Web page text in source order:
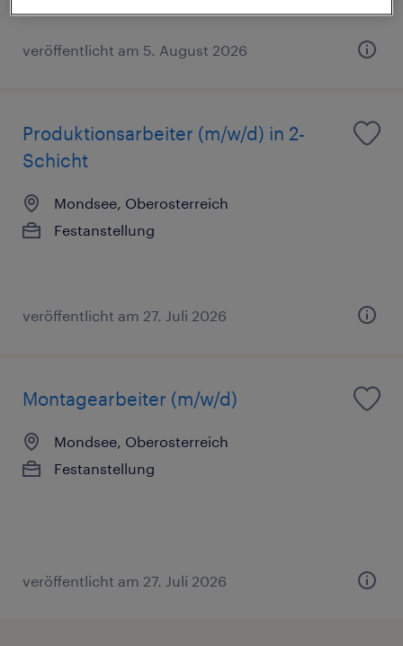
veröffentlicht am 5. August 2026
Produktionsarbeiter (m/w/d) in 2-
Schicht
Mondsee, Oberosterreich
Festanstellung
veröffentlicht am 27. Juli 2026
Montagearbeiter (m/w/d)
Mondsee, Oberosterreich
Festanstellung
veröffentlicht am 27. Juli 2026